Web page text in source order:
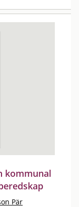
kommunal
Pär